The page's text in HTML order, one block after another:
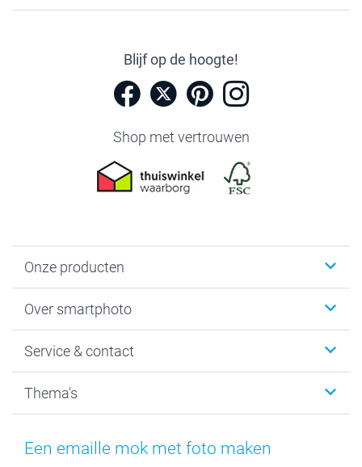
Blijf op de hoogte!
Shop met vertrouwen
Onze producten
Fotoboeken
Fotocadeaus
Kaarten
Over smartphoto
Vacatures
Bestelproces
Herroepingsrecht
Service & contact
Tevredenheidsgarantie
Mijn orderstatus
Thema's
Baby
Een emaille mok met foto maken